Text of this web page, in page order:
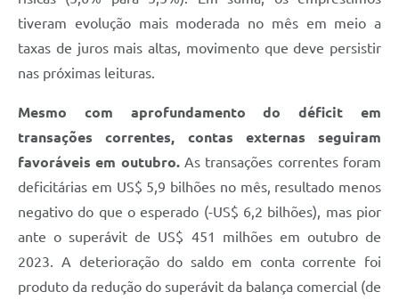
tiveram evolução mais moderada no mês em meio a
taxas de juros mais altas, movimento que deve persistir
nas próximas leituras.
Mesmo com aprofundamento do déficit em
transações correntes, contas externas seguiram
favoráveis em outubro. As transações correntes foram
deficitárias em US$ 5,9 bilhões no mês, resultado menos
negativo do que o esperado (-US$ 6,2 bilhões), mas pior
ante o superávit de US$ 451 milhões em outubro de
2023. A deterioração do saldo em conta corrente foi
produto da redução do superávit da balança comercial (de